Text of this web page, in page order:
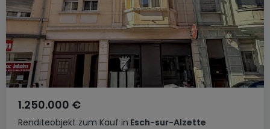
Renditeobjekt zum Kauf in Esch-sur-Alzette
1.250.000 €